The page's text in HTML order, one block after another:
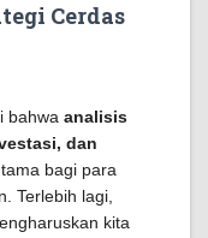
Cerdas
bahwa analisis
dan
bagi para
Terlebih lagi,
kita